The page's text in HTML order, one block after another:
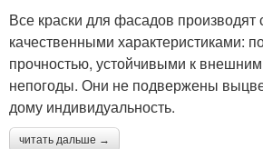
Все краски для фасадов производят
качественными характеристиками:
прочностью, устойчивыми к
непогоды. Они не подвержены
дому индивидуальность.
читать дальше →